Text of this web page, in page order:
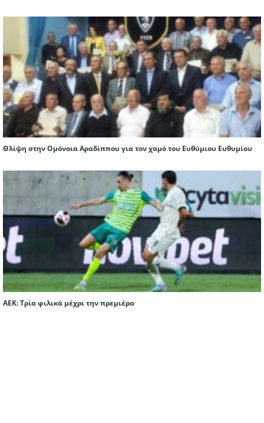
Θλίψη στην Ομόνοια Αραδίππου για τον χαμό του Ευθύμιου Ευθυμίου
ΑΕΚ: Τρία φιλικά μέχρι την πρεμιέρα